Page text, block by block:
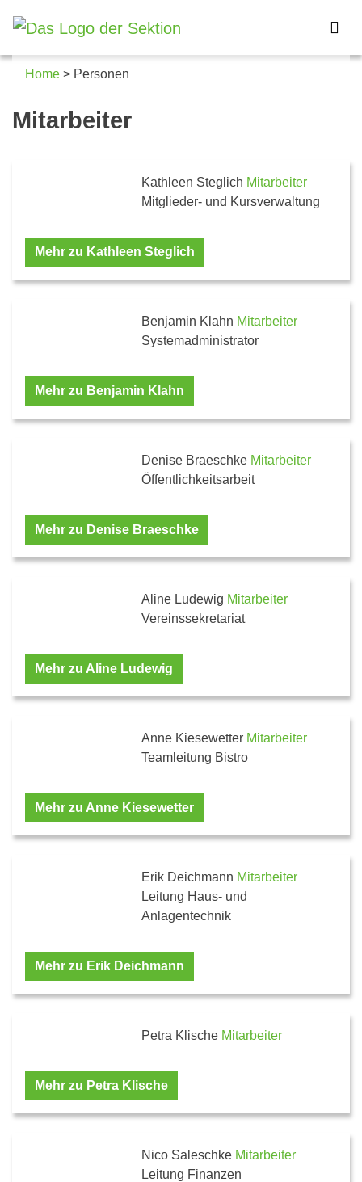
Home > Personen
Mitarbeiter
Kathleen Steglich Mitarbeiter
Mitglieder- und Kursverwaltung
Mehr zu Kathleen Steglich
Benjamin Klahn Mitarbeiter
Systemadministrator
Mehr zu Benjamin Klahn
Denise Braeschke Mitarbeiter
Öffentlichkeitsarbeit
Mehr zu Denise Braeschke
Aline Ludewig Mitarbeiter
Vereinssekretariat
Mehr zu Aline Ludewig
Anne Kiesewetter Mitarbeiter
Teamleitung Bistro
Mehr zu Anne Kiesewetter
Erik Deichmann Mitarbeiter
Leitung Haus- und
Anlagentechnik
Mehr zu Erik Deichmann
Petra Klische Mitarbeiter
Mehr zu Petra Klische
Nico Saleschke Mitarbeiter
Leitung Finanzen